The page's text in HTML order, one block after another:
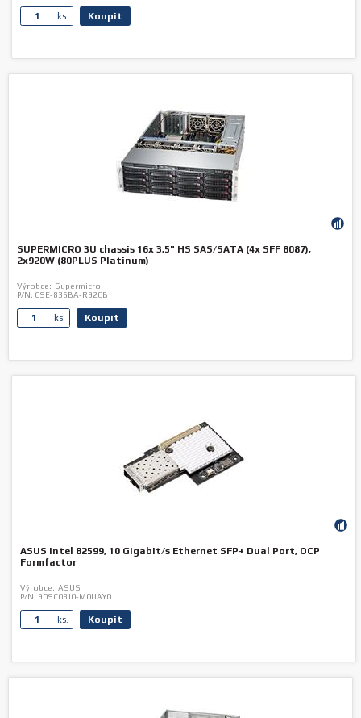
ks. Koupit
SUPERMICRO 3U chassis 16x 3,5" HS SAS/SATA (4x SFF 8087),
2x920W (80PLUS Platinum)
Výrobce: Supermicro
P/N: CSE-836BA-R920B
ks. Koupit
ASUS Intel 82599, 10 Gigabit/s Ethernet SFP+ Dual Port, OCP
Formfactor
Výrobce: ASUS
P/N: 90SC08J0-M0UAY0
ks. Koupit